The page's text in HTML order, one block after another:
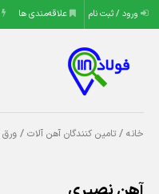
ورود / ثبت نام علاقه‌مندی ها
خانه /تامین کنندگان آهن آلات /ورق